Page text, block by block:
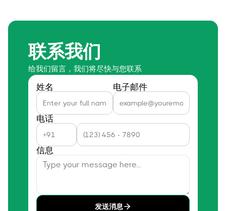
联系我们
给我们留言，我们将尽快与您联系
姓名 电子邮件
电话
信息
发送消息